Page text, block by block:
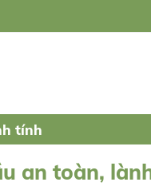
tính
an toàn,